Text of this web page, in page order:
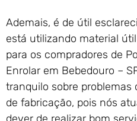
Ademais, é de útil
está utilizando material
para os compradores de
Enrolar em Bebedouro –
tranquilo sobre problemas
de fabricação, pois nós